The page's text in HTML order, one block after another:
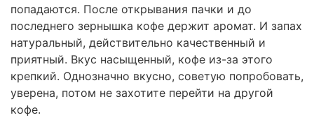
попадаются. После открывания пачки и до
последнего зернышка кофе держит аромат. И запах
натуральный, действительно качественный и
приятный. Вкус насыщенный, кофе из-за этого
крепкий. Однозначно вкусно, советую попробовать,
уверена, потом не захотите перейти на другой
кофе.